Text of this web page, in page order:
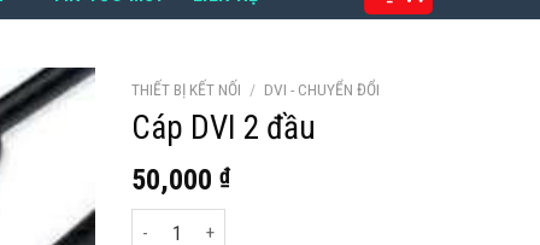
THIẾT BỊ KẾT NỐI / DVI - CHUYỂN ĐỔI
Cáp DVI 2 đầu
50,000 ₫
Cáp DVI 2 đầu số lượng